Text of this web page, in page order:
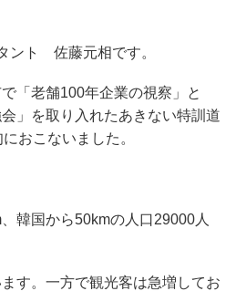
ント 佐藤元相です。
「老舗100年企業の視察」と
」を取り入れたあきない特訓道
おこないました。
韓国から50kmの人口29000人
す。一方で観光客は急増してお